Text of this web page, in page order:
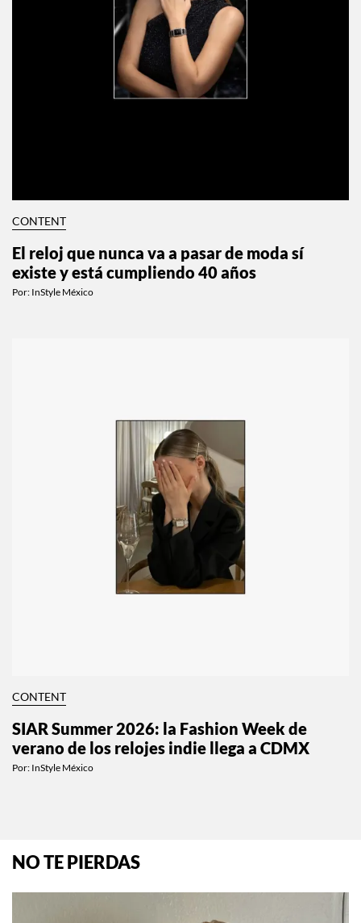
CONTENT
El reloj que nunca va a pasar de moda sí
existe y está cumpliendo 40 años
Por: InStyle México
CONTENT
SIAR Summer 2026: la Fashion Week de
verano de los relojes indie llega a CDMX
Por: InStyle México
NO TE PIERDAS